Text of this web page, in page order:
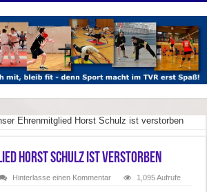
Ehrenmitglied Horst Schulz ist verstorben
Horst Schulz ist verstorben
Hinterlasse einen Kommentar 1,095 Aufrufe